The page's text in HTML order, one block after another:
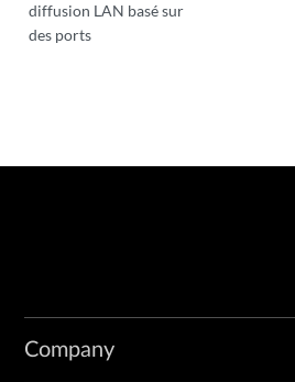
diffusion LAN basé sur
des ports
Company